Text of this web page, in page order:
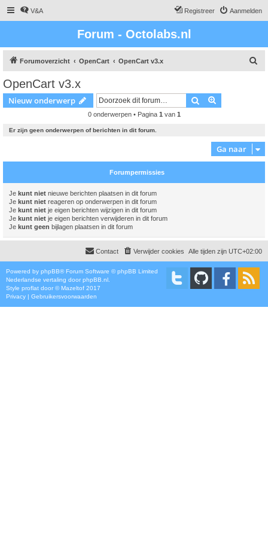
V&A Aanmelden
Registreer
Forum - Octolabs.nl
Forumoverzicht OpenCart OpenCart v3.x
OpenCart v3.x
Nieuw onderwerp Zoek
0 onderwerpen • Pagina 1 van 1
Er zijn geen onderwerpen of berichten in dit forum.
Ga naar
Forumpermissies
Je kunt niet nieuwe berichten plaatsen in dit forum
Je kunt niet reageren op onderwerpen in dit forum
Je kunt niet je eigen berichten wijzigen in dit forum
Je kunt niet je eigen berichten verwijderen in dit forum
Je kunt geen bijlagen plaatsen in dit forum
Alle tijden zijn UTC+02:00
Verwijder cookies
Contact
Powered by phpBB® Forum Software © phpBB Limited
Nederlandse vertaling door phpBB.nl
Style proflat door ©Mazeltof 2017
Privacy | Gebruikersvoorwaarden